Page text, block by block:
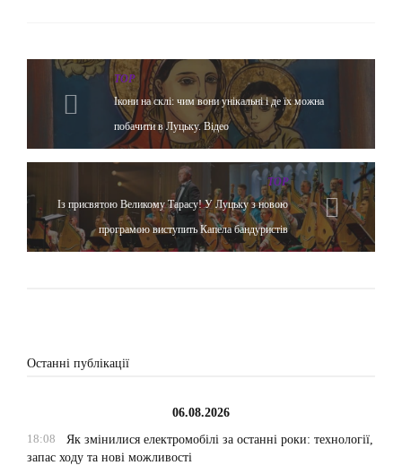
TOP
Ікони на склі: чим вони унікальні і де їх можна
побачити в Луцьку. Відео
TOP
Із присвятою Великому Тарасу! У Луцьку з новою
програмою виступить Капела бандуристів
Останні публікації
06.08.2026
18:08
Як змінилися електромобілі за останні роки: технології,
запас ходу та нові можливості